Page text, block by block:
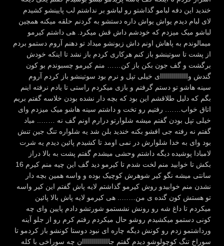
خندید این دفه لبامو گذاشتو رو لباشو بر نداشتم لب پایینشو کشیدم
لای لبام دیدم یواش یواش داره دستشو به گردنم حلقه میکنه همچین
لباشو میک میزدم که خودشم داش قش میکرد. هی داشتم کیرمو
میمالوندم به پاهاش اونم داش زبونشو میداد تو دهنم آروم دستمو بردم
از پشت تا سوتینشو باز کنم هرکاری کردم باز نشد تا اینکه خودش
برگشت و گف جون بکن باز کن…… منم کیرمو چسبوندم بو کون
گندش واااااااااااااای خیلی تپل و نرم بود سوتینشو باز کردم آروم
سینه هاشو تو دستم گرفتم و بازی میکردم راستی تا یادم نرفته اینم
بگم که دلیل طلاقشم این بود که بچه دار نشده بودن خلاسه گفتم بریم
اتاق خواب……. رفتیم رو تخت و داشتم سینه هاشو میک میزدم وای
خیلی تپل بودن گفتم میشه شلوارتو درارم اونم گف نه …….. میاد
گفتم نه رفته جی افشو بکنه خندید بلن شد یه شلواره تنگ جین تنش
بود وای به خدا شلوارش در نمی اومد تا کشیدم پائین دیدم یه شرت
لامبادا پوشیده دیگه داشتم وحشی میشدم گفتم پشت به بالا دراز
بکش تا خوابید منم لخت شدم تا کیرمو دید گف این چیه منم کیرم 16
سانتی میشه نگو کیر شوهرش کوچیک بوده و واسه همین بچه دار
نشدن منم خوابیدو روش کیرمو گذاشتم لایه پاش گفتم این کیر واسه
تو هستش کون گنده ی من…….. هی کیرمو لایه پاش بالا پائین
میکردم تا داغ شه رو رونش نشستمو شورتشو دادم پایین وای چه
کونی دستمو میکشیدم روشو حال میکردم رفتم کرم رو از جلو آینه
ورداشتمو زدم رو کونش دیگه چاره ای نبود دوستا کونشو باز کردمو تا
سوراخ تنگ کوچولوشو دیدم گفتم جاااااااااااااان چه سوراخی با کله